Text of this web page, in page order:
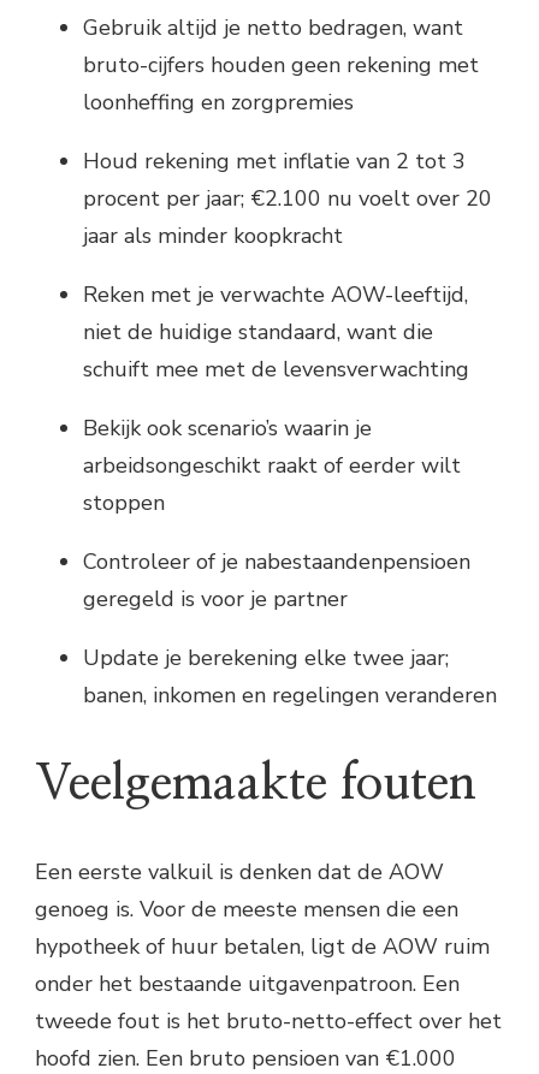
Gebruik altijd je netto bedragen, want
bruto-cijfers houden geen rekening met
loonheffing en zorgpremies
Houd rekening met inflatie van 2 tot 3
procent per jaar; €2.100 nu voelt over 20
jaar als minder koopkracht
Reken met je verwachte AOW-leeftijd,
niet de huidige standaard, want die
schuift mee met de levensverwachting
Bekijk ook scenario’s waarin je
arbeidsongeschikt raakt of eerder wilt
stoppen
Controleer of je nabestaandenpensioen
geregeld is voor je partner
Update je berekening elke twee jaar;
banen, inkomen en regelingen veranderen
Veelgemaakte fouten
Een eerste valkuil is denken dat de AOW
genoeg is. Voor de meeste mensen die een
hypotheek of huur betalen, ligt de AOW ruim
onder het bestaande uitgavenpatroon. Een
tweede fout is het bruto-netto-effect over het
hoofd zien. Een bruto pensioen van €1.000